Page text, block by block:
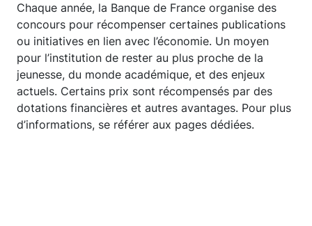
Chaque année, la Banque de France organise des
concours pour récompenser certaines publications
ou initiatives en lien avec l’économie. Un moyen
pour l’institution de rester au plus proche de la
jeunesse, du monde académique, et des enjeux
actuels. Certains prix sont récompensés par des
dotations financières et autres avantages. Pour plus
d’informations, se référer aux pages dédiées.